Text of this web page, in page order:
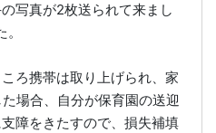
写真が2枚送られて来まし
ろ携帯は取り上げられ、家
場合、自分が保育園の送迎
障をきたすので、損失補填